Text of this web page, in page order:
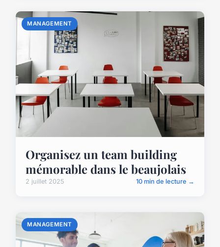
MANAGEMENT
Organisez un team building
mémorable dans le beaujolais
2 juillet 2025 10 min de lecture →
MANAGEMENT